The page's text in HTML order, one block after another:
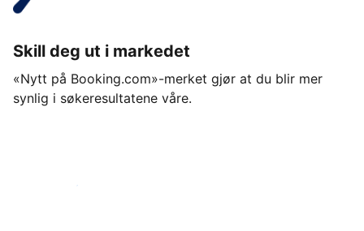
Skill deg ut i markedet
«Nytt på Booking.com»-merket gjør at du blir mer
synlig i søkeresultatene våre.
Kom i gang i dag